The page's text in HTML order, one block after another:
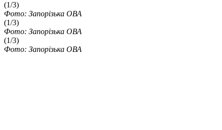
(1/3)
Фото: Запорізька ОВА
(1/3)
Фото: Запорізька ОВА
(1/3)
Фото: Запорізька ОВА